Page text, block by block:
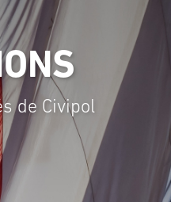
de Civipol